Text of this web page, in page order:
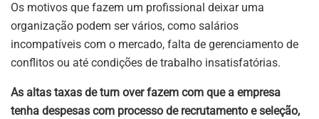
Os motivos que fazem um profissional deixar uma
organização podem ser vários, como salários
incompatíveis com o mercado, falta de gerenciamento de
conflitos ou até condições de trabalho insatisfatórias.
As altas taxas de turn over fazem com que a empresa
tenha despesas com processo de recrutamento e seleção,